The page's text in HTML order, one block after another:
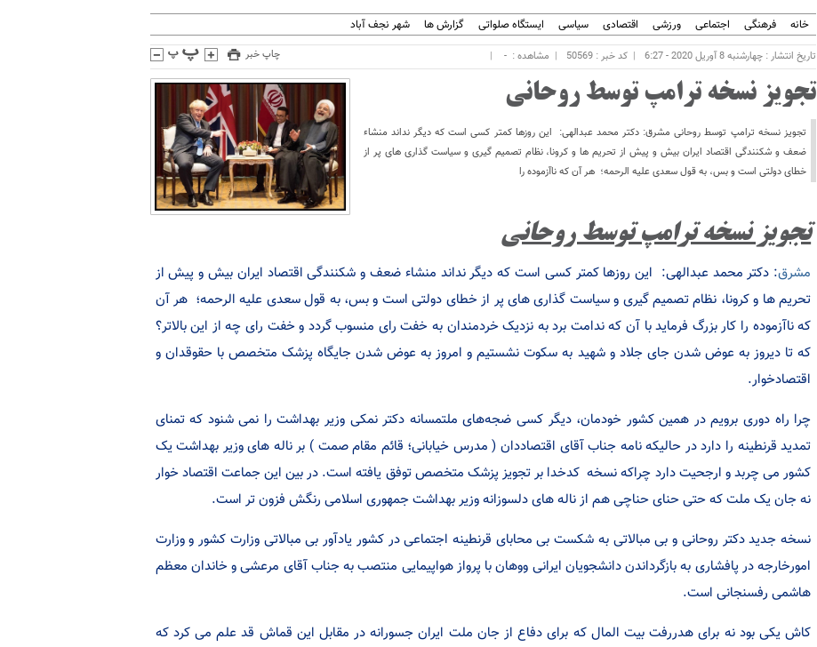
خانه فرهنگی اجتماعی ورزشی اقتصادی سیاسی ایستگاه صلواتی گزارش ها شهر نجف آباد
تاریخ انتشار : چهارشنبه 8 آوریل 2020 - 6:27 کد خبر : 50569 مشاهده : - چاپ خبر
تجویز نسخه ترامپ توسط روحانی
تجویز نسخه ترامپ توسط روحانی مشرق: دکتر محمد عبدالهی: این روزها کمتر کسی است که دیگر نداند منشاء
ضعف و شکنندگی اقتصاد ایران بیش و پیش از تحریم ها و کرونا، نظام تصمیم گیری و سیاست گذاری های پر از
خطای دولتی است و بس، به قول سعدی علیه الرحمه؛ هر آن که ناآزموده را
تجویز نسخه ترامپ توسط روحانی
مشرق: دکتر محمد عبدالهی: این روزها کمتر کسی است که دیگر نداند منشاء ضعف و شکنندگی اقتصاد ایران بیش و پیش از
تحریم ها و کرونا، نظام تصمیم گیری و سیاست گذاری های پر از خطای دولتی است و بس، به قول سعدی علیه الرحمه؛ هر آن
که ناآزموده را کار بزرگ فرماید با آن که ندامت برد به نزدیک خردمندان به خفت رای منسوب گردد و خفت رای چه از این بالاتر؟
که تا دیروز به عوض شدن جای جلاد و شهید به سکوت نشستیم و امروز به عوض شدن جایگاه پزشک متخصص با حقوقدان و
اقتصادخوار.
چرا راه دوری برویم در همین کشور خودمان، دیگر کسی ضجه‌های ملتمسانه دکتر نمکی وزیر بهداشت را نمی شنود که تمنای
تمدید قرنطینه را دارد در حالیکه نامه جناب آقای اقتصاددان ( مدرس خیابانی؛ قائم مقام صمت ) بر ناله های وزیر بهداشت یک
کشور می چربد و ارجحیت دارد چراکه نسخه کدخدا بر تجویز پزشک متخصص توفق یافته است. در بین این جماعت اقتصاد خوار
نه جان یک ملت که حتی حنای حناچی هم از ناله های دلسوزانه وزیر بهداشت جمهوری اسلامی رنگش فزون تر است.
نسخه جدید دکتر روحانی و بی مبالاتی به شکست بی محابای قرنطینه اجتماعی در کشور یادآور بی مبالاتی وزارت کشور و وزارت
امورخارجه در پافشاری به بازگرداندن دانشجویان ایرانی ووهان با پرواز هواپیمایی منتصب به جناب آقای مرعشی و خاندان معظم
هاشمی رفسنجانی است.
کاش یکی بود نه برای هدررفت بیت المال که برای دفاع از جان ملت ایران جسورانه در مقابل این قماش قد علم می کرد که